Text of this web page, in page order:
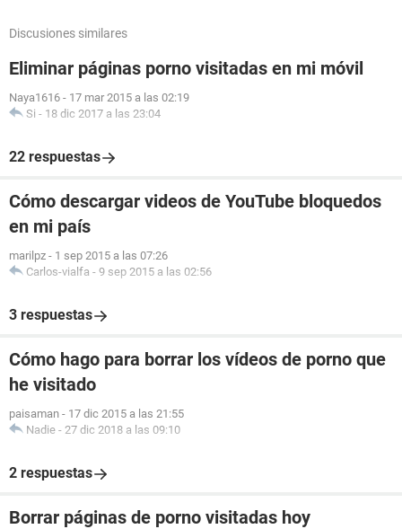
Discusiones similares
Eliminar páginas porno visitadas en mi móvil
Naya1616 - 17 mar 2015 a las 02:19
Si - 18 dic 2017 a las 23:04
22 respuestas
Cómo descargar videos de YouTube bloquedos
en mi país
marilpz - 1 sep 2015 a las 07:26
Carlos-vialfa - 9 sep 2015 a las 02:56
3 respuestas
Cómo hago para borrar los vídeos de porno que
he visitado
paisaman - 17 dic 2015 a las 21:55
Nadie - 27 dic 2018 a las 09:10
2 respuestas
Borrar páginas de porno visitadas hoy